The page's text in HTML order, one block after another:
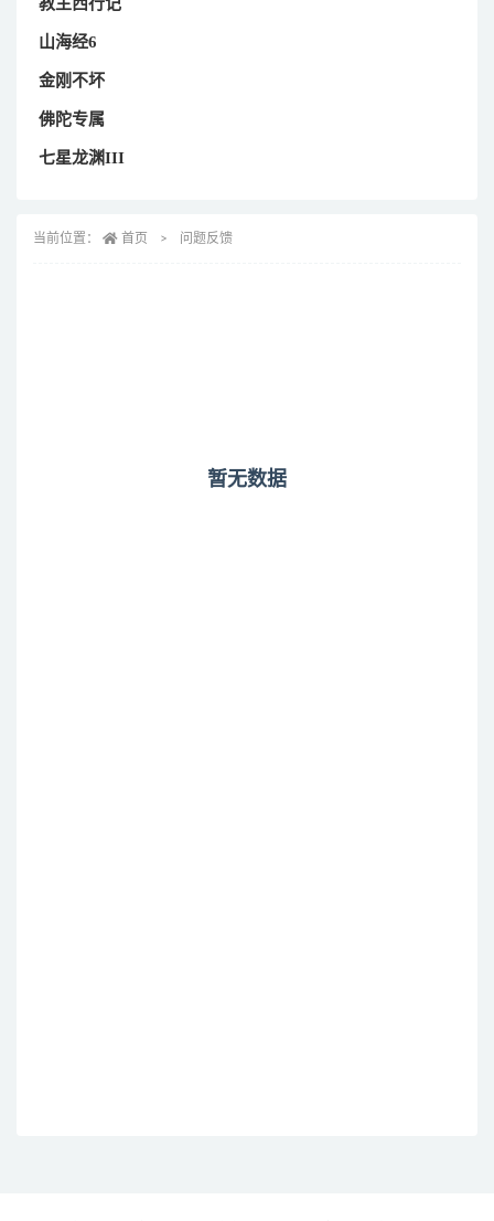
山海经6
金刚不坏
佛陀专属
七星龙渊III
当前位置： 首页 问题反馈
暂无数据